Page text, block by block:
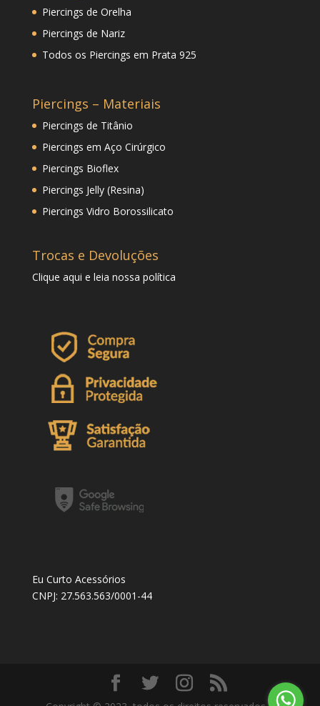
Piercings de Orelha
Piercings de Nariz
Todos os Piercings em Prata 925
Piercings – Materiais
Piercings de Titânio
Piercings em Aço Cirúrgico
Piercings Bioflex
Piercings Jelly (Resina)
Piercings Vidro Borossilicato
Trocas e Devoluções
Clique aqui e leia nossa política
Eu Curto Acessórios
CNPJ: 27.563.563/0001-44